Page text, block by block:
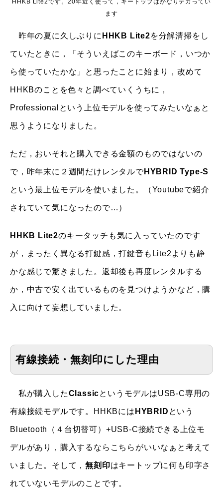
HHKB Lite2です。20年近く使って，キートップはかなりテカってい
ます
昨年の夏に久しぶりに HHKB Lite2を分解清掃をし
ていたときに，「そういえばこのキーボード，いつか
ら使っていたかな」と思ったことに始まり，改めて
HHKBのことを色々と調べていくうちに，
Professionalという上位モデルを使ってみたいなぁと
思うようになりました。
ただ，おいそれと購入できる金額のものではないの
で，昨年末に２週間だけレンタルでHYBRID Type-S
という最上位モデルを使いました。（Youtubeで紹介
されていて気になったので…）
HHKB Lite2のキータッチも気に入っていたのです
が，まったく異なる打鍵感，打鍵音もLite2よりも静
かな感じで驚きました。返却後も再度レンタルする
か，中古で安く出ているものを見つけようかなど，購
入に向けて妄想していました。
有線接続・無刻印にした理由
私が購入したClassicというモデルはUSB-C専用の
有線接続モデルです。HHKBには HYBRID という
Bluetooth（４台切替可）+USB-C接続できる上位モ
デルがあり，購入するならこちらがいいなぁと考えて
いました。そして，無刻印はキートップに何も印字さ
れていないモデルのことです。